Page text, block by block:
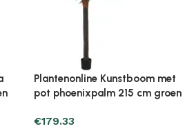
met
215 cm groen
Plantenonline
m/20 mm groen